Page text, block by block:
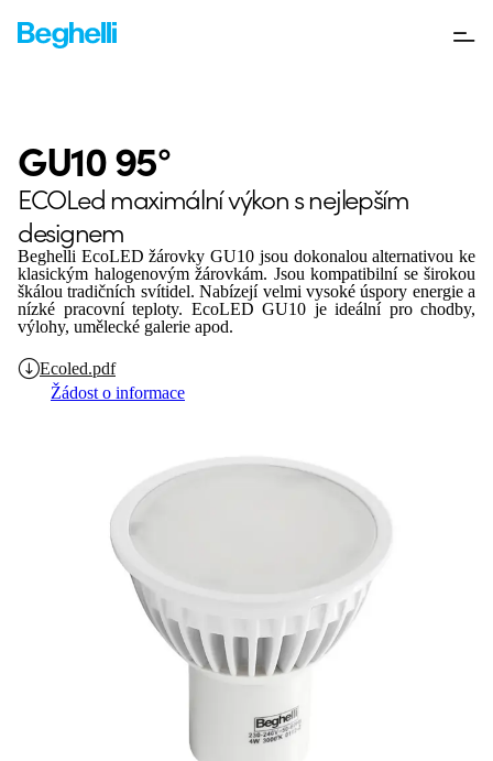
GU10 95°
ECOLed maximální výkon s nejlepším
designem
Beghelli EcoLED žárovky GU10 jsou dokonalou alternativou ke
klasickým halogenovým žárovkám. Jsou kompatibilní se širokou
škálou tradičních svítidel. Nabízejí velmi vysoké úspory energie a
nízké pracovní teploty. EcoLED GU10 je ideální pro chodby,
výlohy, umělecké galerie apod.
Ecoled.pdf
Žádost o informace